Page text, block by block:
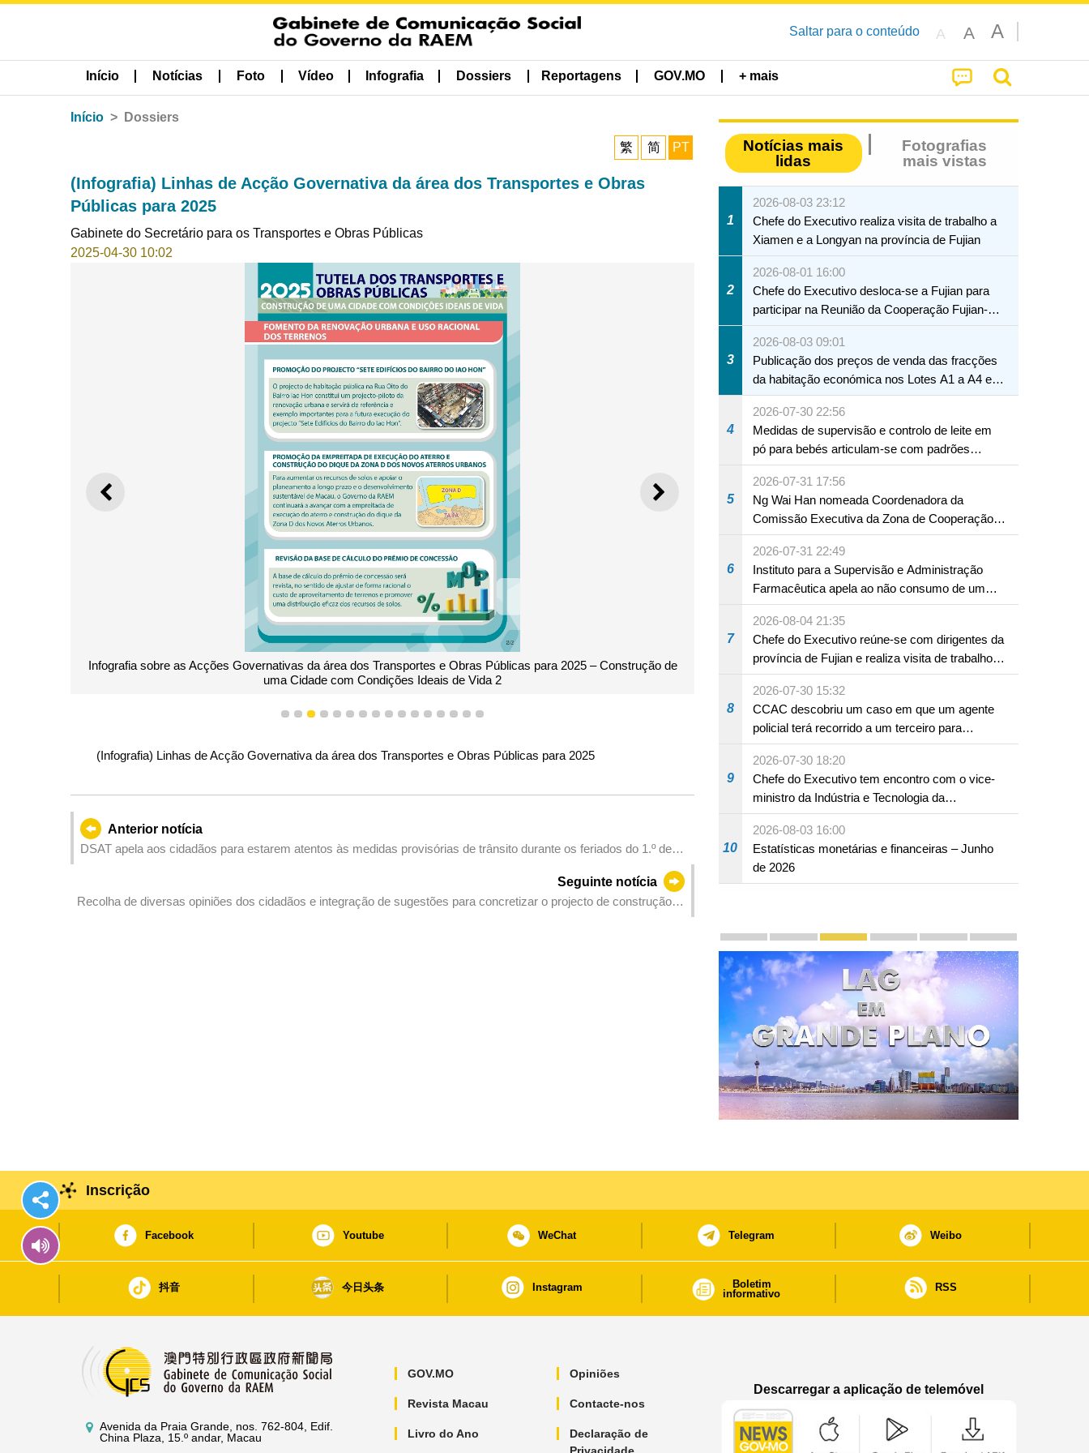
Saltar para o conteúdo A A A
Início Notícias Foto Vídeo Infografia Dossiers Reportagens GOV.MO + mais
Início Dossiers
繁 简 PT
(Infografia) Linhas de Acção Governativa da área dos Transportes e Obras
Públicas para 2025
Gabinete do Secretário para os Transportes e Obras Públicas
2025-04-30 10:02
ANTERIOR SEGUINTE
Infografia sobre as Acções Governativas da área dos Transportes e Obras Públicas para 2025 – Construção de
uma Cidade com Condições Ideais de Vida 2
1 2 3 4 5 6 7 8 9 10111213141516
(Infografia) Linhas de Acção Governativa da área dos Transportes e Obras Públicas para 2025
Anterior notícia
DSAT apela aos cidadãos para estarem atentos às medidas provisórias de trânsito durante os feriados do 1.º de
Seguinte notícia
Recolha de diversas opiniões dos cidadãos e integração de sugestões para concretizar o projecto de construção
Notícias mais
lidas
Fotografias
mais vistas
1
2026-08-03 23:12
Chefe do Executivo realiza visita de trabalho a
Xiamen e a Longyan na província de Fujian
2
2026-08-01 16:00
Chefe do Executivo desloca-se a Fujian para
participar na Reunião da Cooperação Fujian-
Macau
3
2026-08-03 09:01
Publicação dos preços de venda das fracções
da habitação económica nos Lotes A1 a A4 e
A12 da Zona A dos Novos Aterros
4
2026-07-30 22:56
Medidas de supervisão e controlo de leite em
pó para bebés articulam-se com padrões
internacionais Serviços interdepartamentais
envidam esforços para assegurar a saúde dos
bebés e crianças, assim como a segurança
alimentar
5
2026-07-31 17:56
Ng Wai Han nomeada Coordenadora da
Comissão Executiva da Zona de Cooperação
Aprofundada entre Guangdong e Macau em
Hengqin
6
2026-07-31 22:49
Instituto para a Supervisão e Administração
Farmacêutica apela ao não consumo de um
produto com substâncias medicamentosas
ocidentais
7
2026-08-04 21:35
Chefe do Executivo reúne-se com dirigentes da
província de Fujian e realiza visita de trabalho
em Fuzhou
8
2026-07-30 15:32
CCAC descobriu um caso em que um agente
policial terá recorrido a um terceiro para
assumir por si a culpa na sequência de uma
infracção rodoviária
9
2026-07-30 18:20
Chefe do Executivo tem encontro com o vice-
ministro da Indústria e Tecnologia da
Informação
10
2026-08-03 16:00
Estatísticas monetárias e financeiras – Junho
de 2026
Divulgação e promoção
Macau, Êxitos de "Um País, Dois Sistemas":
Chefe do Executivo apresenta a 18 de
LAG em Grande Plano
Segundo Plano Quinquenal
Zona de Cooperação
Inscrição
Facebook Youtube WeChat Telegram Weibo
抖音 今日头条 Instagram
Boletim
informativo
RSS
Avenida da Praia Grande, nos. 762-804, Edif.
China Plaza, 15.º andar, Macau
GOV.MO
Revista Macau
Livro do Ano
Opiniões
Contacte-nos
Declaração de
Descarregar a aplicação de telemóvel